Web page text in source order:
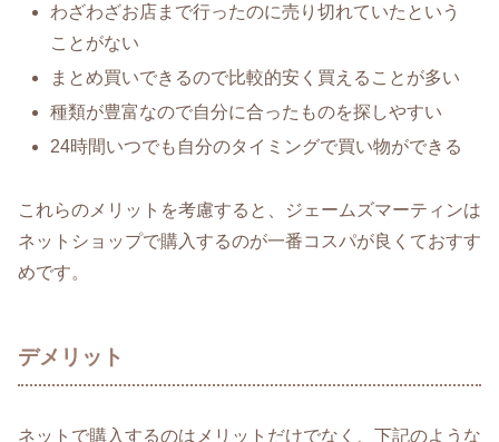
わざわざお店まで行ったのに売り切れていたという
ことがない
まとめ買いできるので比較的安く買えることが多い
種類が豊富なので自分に合ったものを探しやすい
24時間いつでも自分のタイミングで買い物ができる
これらのメリットを考慮すると、ジェームズマーティンは
ネットショップで購入するのが一番コスパが良くておすす
めです。
デメリット
ネットで購入するのはメリットだけでなく、下記のような